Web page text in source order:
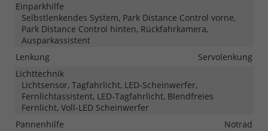
Einparkhilfe
Selbstlenkendes System, Park Distance Control vorne,
Park Distance Control hinten, Rückfahrkamera,
Ausparkassistent
Lenkung
Servolenkung
Lichttechnik
Lichtsensor, Tagfahrlicht, LED-Scheinwerfer,
Fernlichtassistent, LED-Tagfahrlicht, Blendfreies
Fernlicht, Voll-LED Scheinwerfer
Pannenhilfe
Notrad